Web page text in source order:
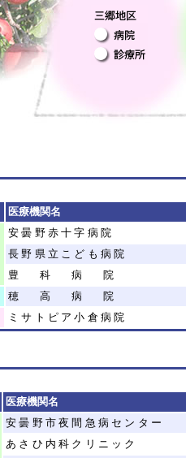
医療機関名
安曇野赤十字病院
長野県立こども病院
豊科病院
穂高病院
ミサトピア小倉病院
医療機関名
安曇野市夜間急病センター
あさひ内科クリニック